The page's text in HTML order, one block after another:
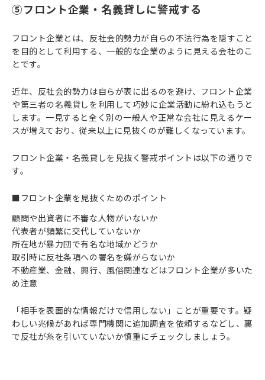
⑤フロント企業・名義貸しに警戒する
フロント企業とは、反社会的勢力が自らの不法行為を隠すこと
を目的として利用する、一般的な企業のように見える会社のこ
とです。
近年、反社会的勢力は自らが表に出るのを避け、フロント企業
や第三者の名義貸しを利用して巧妙に企業活動に紛れ込もうと
します。一見すると全く別の一般人や正常な会社に見えるケー
スが増えており、従来以上に見抜くのが難しくなっています。
フロント企業・名義貸しを見抜く警戒ポイントは以下の通りで
す。
■フロント企業を見抜くためのポイント
顧問や出資者に不審な人物がいないか
代表者が頻繁に交代していないか
所在地が暴力団で有名な地域かどうか
取引時に反社条項への署名を嫌がらないか
不動産業、金融、興行、風俗関連などはフロント企業が多いた
め注意
「相手を表面的な情報だけで信用しない」ことが重要です。疑
わしい兆候があれば専門機関に追加調査を依頼するなどし、裏
で反社が糸を引いていないか慎重にチェックしましょう。